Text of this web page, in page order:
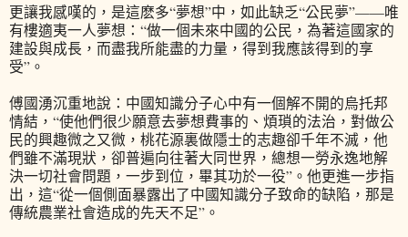
更讓我感嘆的，是這麽多“夢想”中，如此缺乏“公民夢”——唯
有樓適夷一人夢想：“做一個未來中國的公民，為著這國家的
建設與成長，而盡我所能盡的力量，得到我應該得到的享
受”。
傅國湧沉重地說：中國知識分子心中有一個解不開的烏托邦
情結，“使他們很少願意去夢想費事的、煩瑣的法治，對做公
民的興趣微之又微，桃花源裏做隱士的志趣卻千年不滅，他
們雖不滿現狀，卻普遍向往著大同世界，總想一勞永逸地解
決一切社會問題，一步到位，畢其功於一役”。他更進一步指
出，這“從一個側面暴露出了中國知識分子致命的缺陷，那是
傳統農業社會造成的先天不足”。